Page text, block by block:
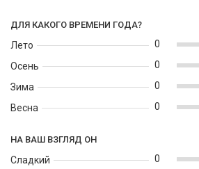
ДЛЯ КАКОГО ВРЕМЕНИ ГОДА?
Лето
Осень
Зима
Весна
0
0
0
0
НА ВАШ ВЗГЛЯД ОН
Сладкий 0